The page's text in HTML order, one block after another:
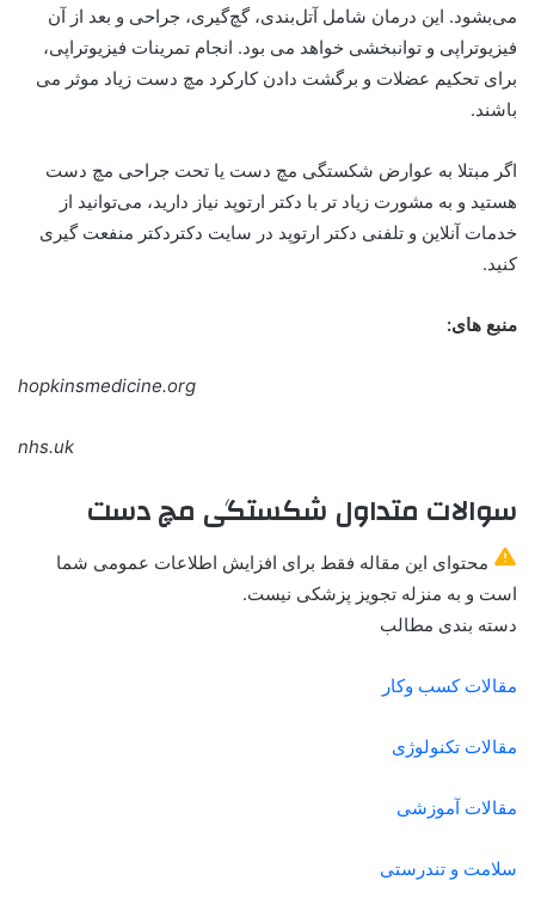
می‌بشود. این درمان شامل آتل‌بندی، گچ‌گیری، جراحی و بعد از آن
فیزیوتراپی و توانبخشی خواهد می بود. انجام تمرینات فیزیوتراپی،
برای تحکیم عضلات و برگشت دادن کارکرد مچ دست زیاد موثر می
باشند.
اگر مبتلا به عوارض شکستگی مچ دست یا تحت جراحی مچ دست
هستید و به مشورت زیاد تر با دکتر ارتوپد نیاز دارید، می‌توانید از
خدمات آنلاین و تلفنی دکتر ارتوپد در سایت دکتردکتر منفعت گیری
کنید.
منبع های:
hopkinsmedicine.org
nhs.uk
سوالات متداول شکستگی مچ دست
محتوای این مقاله فقط برای افزایش اطلاعات عمومی شما
است و به منزله تجویز پزشکی نیست.
دسته بندی مطالب
مقالات کسب وکار
مقالات تکنولوژی
مقالات آموزشی
سلامت و تندرستی